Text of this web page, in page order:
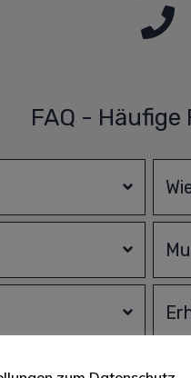
FAQ - Häufige